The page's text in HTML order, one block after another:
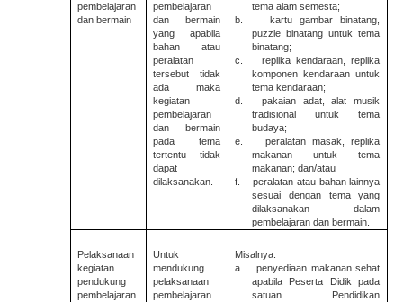
pembelajaran
dan bermain
pembelajaran
dan bermain
yang apabila
bahan atau
peralatan
tersebut tidak
ada maka
kegiatan
pembelajaran
dan bermain
pada tema
tertentu tidak
dapat
dilaksanakan.
tema alam semesta;
b.
kartu gambar binatang,
puzzle binatang untuk tema
binatang;
c.
replika kendaraan, replika
komponen kendaraan untuk
tema kendaraan;
d.
pakaian adat, alat musik
tradisional untuk tema
budaya;
e.
peralatan masak, replika
makanan untuk tema
makanan; dan/atau
f.
peralatan atau bahan lainnya
sesuai dengan tema yang
dilaksanakan dalam
pembelajaran dan bermain.
Pelaksanaan
kegiatan
pendukung
pembelajaran
Untuk
mendukung
pelaksanaan
pembelajaran
Misalnya:
a.
penyediaan makanan sehat
apabila Peserta Didik pada
satuan Pendidikan